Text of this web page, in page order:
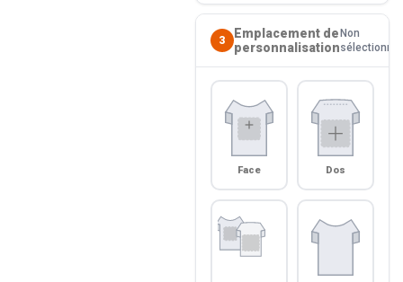
3
Emplacement de
personnalisation
Non
sélectionné
Face Dos